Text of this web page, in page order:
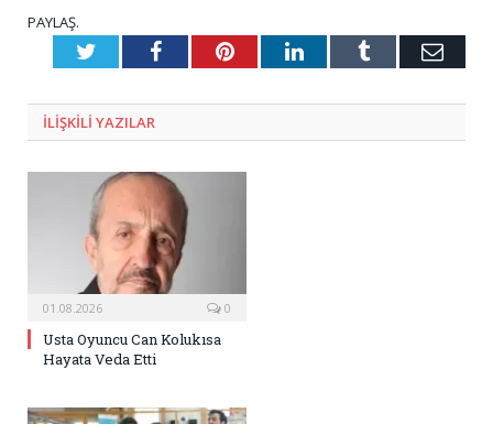
PAYLAŞ.
TwitterFacebookPinterestLinkedInTumblr E-
ILIŞKILI YAZILAR
01.08.2026 0
Usta Oyuncu Can Kolukısa
Hayata Veda Etti